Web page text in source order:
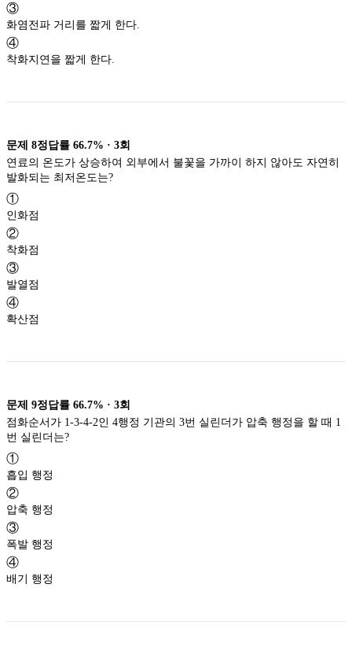
③
화염전파 거리를 짧게 한다.
④
착화지연을 짧게 한다.
문제 8정답률 66.7% · 3회
연료의 온도가 상승하여 외부에서 불꽃을 가까이 하지 않아도 자연히
①
인화점
②
착화점
③
발열점
④
확산점
문제 9정답률 66.7% · 3회
점화순서가 1-3-4-2인 4행정 기관의 3번 실린더가 압축 행정을 할 때 1
①
흡입 행정
②
압축 행정
③
폭발 행정
④
배기 행정